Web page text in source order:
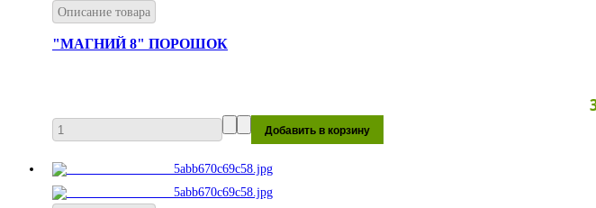
Описание товара
"МАГНИЙ 8" ПОРОШОК